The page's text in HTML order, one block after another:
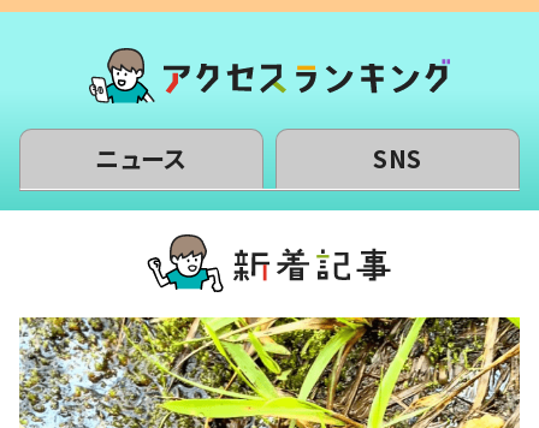
ニュース SNS